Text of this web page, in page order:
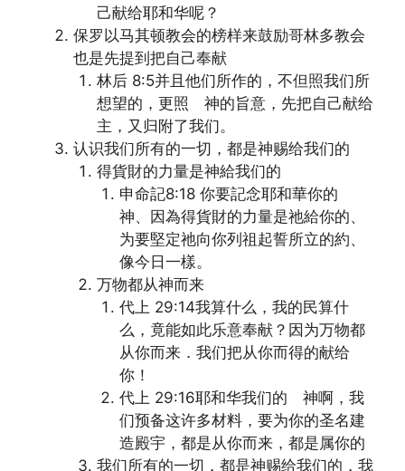
己献给耶和华呢？
保罗以马其顿教会的榜样来鼓励哥林多教会
也是先提到把自己奉献
林后 8:5并且他们所作的，不但照我们所
想望的，更照 神的旨意，先把自己献给
主，又归附了我们。
认识我们所有的一切，都是神赐给我们的
得貨財的力量是神給我们的
申命記8:18 你要記念耶和華你的
神、因為得貨財的力量是祂給你的、
为要堅定祂向你列祖起誓所立的約、
像今日一樣。
万物都从神而来
代上 29:14我算什么，我的民算什
么，竟能如此乐意奉献？因为万物都
从你而来．我们把从你而得的献给
你！
代上 29:16耶和华我们的 神啊，我
们预备这许多材料，要为你的圣名建
造殿宇，都是从你而来，都是属你的
我们所有的一切，都是神赐给我们的，我